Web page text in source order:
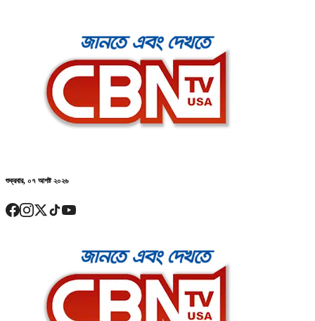
শুক্রবার, ০৭ আগষ্ট ২০২৬